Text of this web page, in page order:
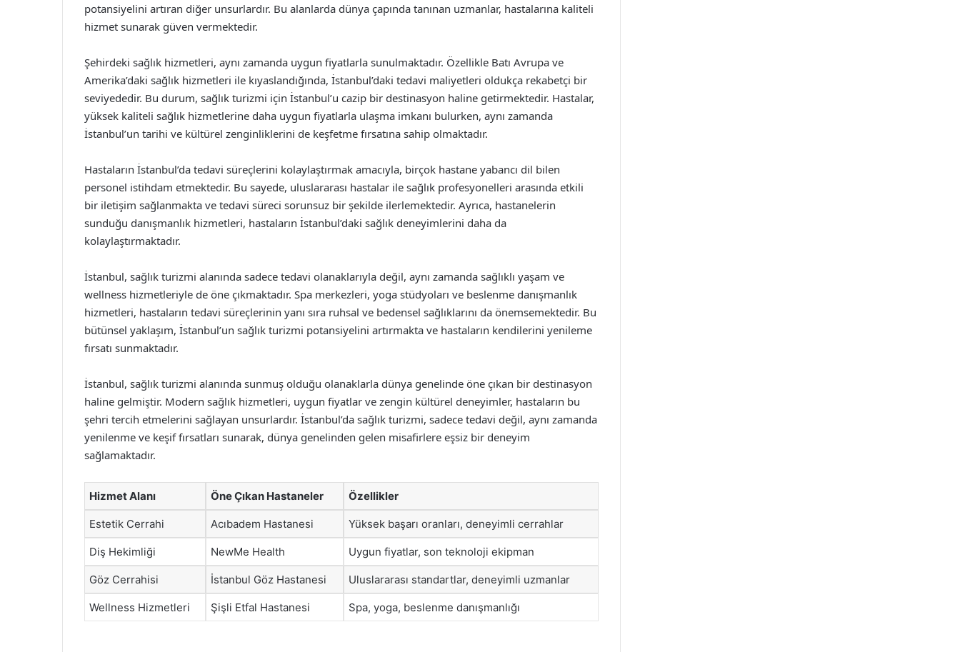
potansiyelini artıran diğer unsurlardır. Bu alanlarda dünya çapında tanınan uzmanlar, hastalarına kaliteli
hizmet sunarak güven vermektedir.
Şehirdeki sağlık hizmetleri, aynı zamanda uygun fiyatlarla sunulmaktadır. Özellikle Batı Avrupa ve
Amerika’daki sağlık hizmetleri ile kıyaslandığında, İstanbul’daki tedavi maliyetleri oldukça rekabetçi bir
seviyededir. Bu durum, sağlık turizmi için İstanbul’u cazip bir destinasyon haline getirmektedir. Hastalar,
yüksek kaliteli sağlık hizmetlerine daha uygun fiyatlarla ulaşma imkanı bulurken, aynı zamanda
İstanbul’un tarihi ve kültürel zenginliklerini de keşfetme fırsatına sahip olmaktadır.
Hastaların İstanbul’da tedavi süreçlerini kolaylaştırmak amacıyla, birçok hastane yabancı dil bilen
personel istihdam etmektedir. Bu sayede, uluslararası hastalar ile sağlık profesyonelleri arasında etkili
bir iletişim sağlanmakta ve tedavi süreci sorunsuz bir şekilde ilerlemektedir. Ayrıca, hastanelerin
sunduğu danışmanlık hizmetleri, hastaların İstanbul’daki sağlık deneyimlerini daha da
kolaylaştırmaktadır.
İstanbul, sağlık turizmi alanında sadece tedavi olanaklarıyla değil, aynı zamanda sağlıklı yaşam ve
wellness hizmetleriyle de öne çıkmaktadır. Spa merkezleri, yoga stüdyoları ve beslenme danışmanlık
hizmetleri, hastaların tedavi süreçlerinin yanı sıra ruhsal ve bedensel sağlıklarını da önemsemektedir. Bu
bütünsel yaklaşım, İstanbul’un sağlık turizmi potansiyelini artırmakta ve hastaların kendilerini yenileme
fırsatı sunmaktadır.
İstanbul, sağlık turizmi alanında sunmuş olduğu olanaklarla dünya genelinde öne çıkan bir destinasyon
haline gelmiştir. Modern sağlık hizmetleri, uygun fiyatlar ve zengin kültürel deneyimler, hastaların bu
şehri tercih etmelerini sağlayan unsurlardır. İstanbul’da sağlık turizmi, sadece tedavi değil, aynı zamanda
yenilenme ve keşif fırsatları sunarak, dünya genelinden gelen misafirlere eşsiz bir deneyim
sağlamaktadır.
Hizmet Alanı Öne Çıkan Hastaneler Özellikler
Estetik Cerrahi Acıbadem Hastanesi Yüksek başarı oranları, deneyimli cerrahlar
Diş Hekimliği NewMe Health Uygun fiyatlar, son teknoloji ekipman
Göz Cerrahisi İstanbul Göz Hastanesi Uluslararası standartlar, deneyimli uzmanlar
Wellness Hizmetleri Şişli Etfal Hastanesi Spa, yoga, beslenme danışmanlığı